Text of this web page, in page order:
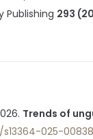
Publishing 293
. Trends of
025-